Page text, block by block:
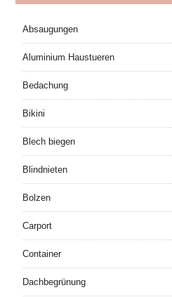
Absaugungen
Aluminium Haustueren
Bedachung
Bikini
Blech biegen
Blindnieten
Bolzen
Carport
Container
Dachbegrünung